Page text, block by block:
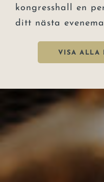
kongresshall en
ditt nästa
VISA ALLA